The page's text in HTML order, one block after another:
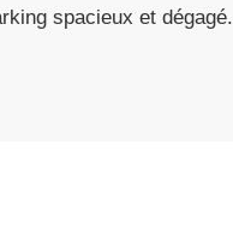
spacieux et dégagé.